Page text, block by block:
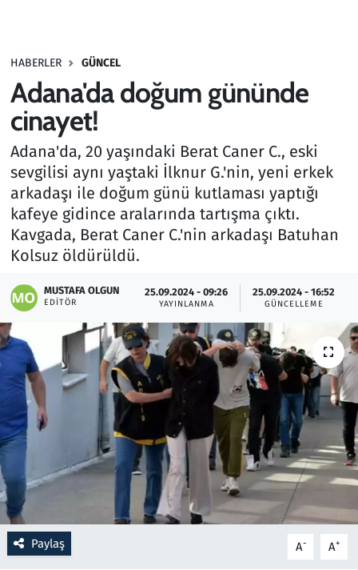
HABERLER GÜNCEL
Adana'da doğum gününde
cinayet!
Adana'da, 20 yaşındaki Berat Caner C., eski
sevgilisi aynı yaştaki İlknur G.'nin, yeni erkek
arkadaşı ile doğum günü kutlaması yaptığı
kafeye gidince aralarında tartışma çıktı.
Kavgada, Berat Caner C.'nin arkadaşı Batuhan
Kolsuz öldürüldü.
MUSTAFA OLGUN
EDITÖR
25.09.2024 - 09:26
YAYINLANMA
25.09.2024 - 16:52
GÜNCELLEME
Paylaş A- A+
Haber
Kültür Sanat
Kurumsal Haberler
Lezzet Durağı
Memur ve Kamu
Ramazan
Resmi İlanlar
Rüya Tabirleri
Sağlık
Savunma Sanayi
Seçim 2023